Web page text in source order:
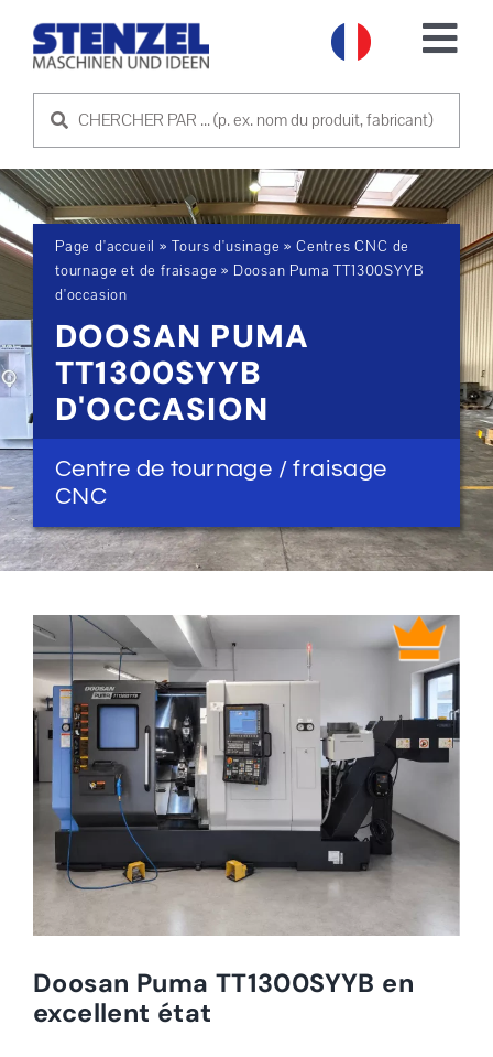
MACHINES D'OCCASION
VENDRE UNE MACHINE
SERVICE
SOCIÉTÉ
PRENDRE CONTACT
Page d'accueil » Tours d'usinage » Centres CNC de
tournage et de fraisage » Doosan Puma TT1300SYYB
d'occasion
DOOSAN PUMA
TT1300SYYB
D'OCCASION
Centre de tournage / fraisage
CNC
Doosan Puma TT1300SYYB en
excellent état